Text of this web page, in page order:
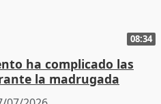
08:34
ha complicado las
la madrugada